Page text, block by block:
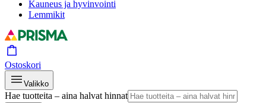
Kauneus ja hyvinvointi
Lemmikit
Ostoskori
Valikko
Hae tuotteita – aina halvat hinnat